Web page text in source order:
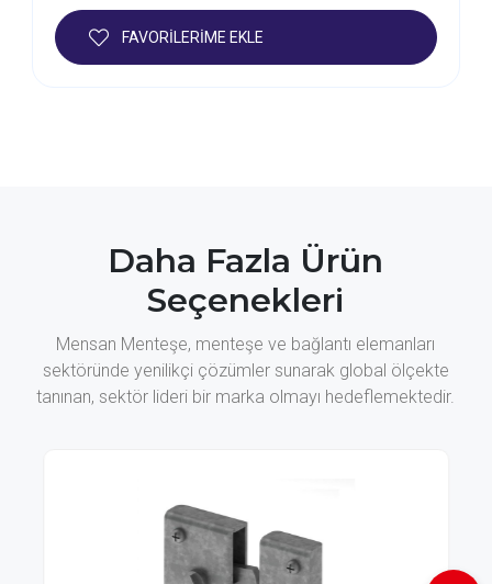
FAVORİLERİME EKLE
Daha Fazla Ürün
Seçenekleri
Mensan Menteşe, menteşe ve bağlantı elemanları
sektöründe yenilikçi çözümler sunarak global ölçekte
tanınan, sektör lideri bir marka olmayı hedeflemektedir.